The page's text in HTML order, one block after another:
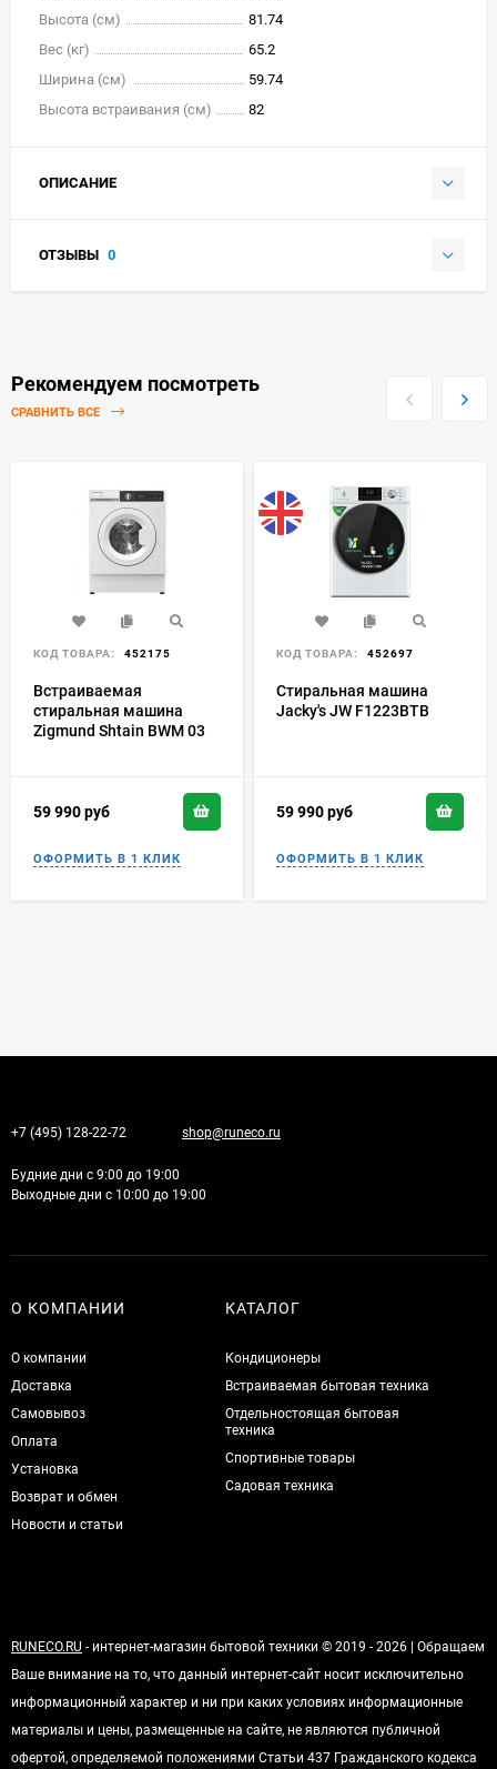
Высота (см)
81.74
Вес (кг)
65.2
Ширина (см)
59.74
Высота встраивания (см)
82
ОПИСАНИЕ
ОТЗЫВЫ 0
Рекомендуем посмотреть
СРАВНИТЬ ВСЕ
КОД ТОВАРА: 452175
Встраиваемая
стиральная машина
Zigmund Shtain BWM 03
59 990руб
КОД ТОВАРА: 452697
Стиральная машина
Jacky's JW F1223BTB
59 990руб
+7 (495) 128-22-72 shop@runeco.ru
Будние дни с 9:00 до 19:00
Выходные дни с 10:00 до 19:00
О КОМПАНИИ
О компании
Доставка
Самовывоз
Оплата
Установка
Возврат и обмен
Новости и статьи
КАТАЛОГ
Кондиционеры
Встраиваемая бытовая техника
Отдельностоящая бытовая
техника
Спортивные товары
Садовая техника
RUNECO.RU - интернет-магазин бытовой техники © 2019 - 2026 | Обращаем
Ваше внимание на то, что данный интернет-сайт носит исключительно
информационный характер и ни при каких условиях информационные
материалы и цены, размещенные на сайте, не являются публичной
офертой, определяемой положениями Статьи 437 Гражданского кодекса